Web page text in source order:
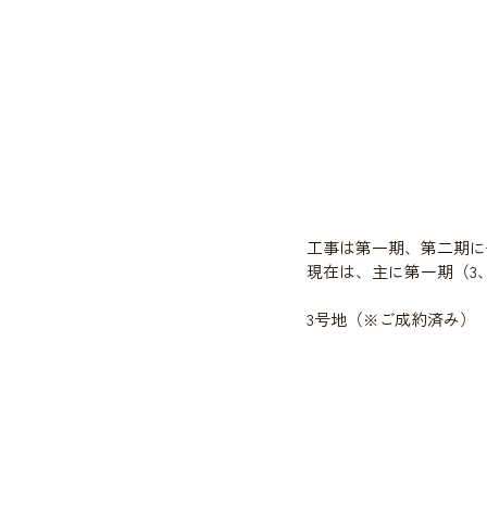
工事は第一期、第二期
現在は、主に第一期（3
3号地（※ご成約済み）